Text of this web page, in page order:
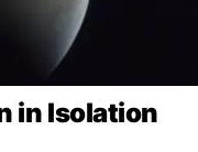
in Isolation